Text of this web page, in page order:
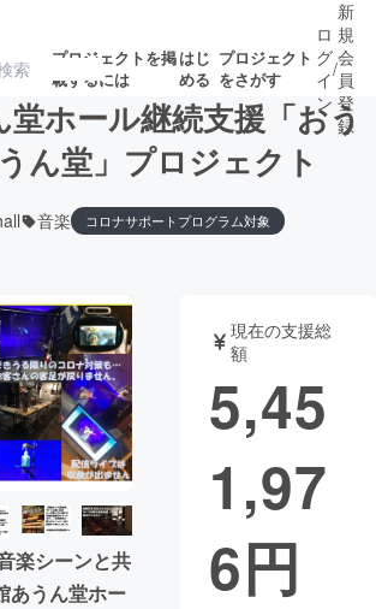
プロジェクトを掲
載するには
はじ
める
プロジェクト
をさがす
注目の新着プロ
ジェクト
募集終了が近いプ
ロジェクト
もうすぐ公開
されます
・写真 音楽
ロジー・ガジェット ゲーム・サ
映画
ス・起業
くり・地域活性化
ロ
グ
イ
ン
/
新
規
会
員
登
録
ホール継続支援「おう
ん堂」プロジェクト
音楽 コロナサポートプログラム対象
楽シーンと共
あうん堂ホー
現在の支援総
額
5,45
1,97
6円